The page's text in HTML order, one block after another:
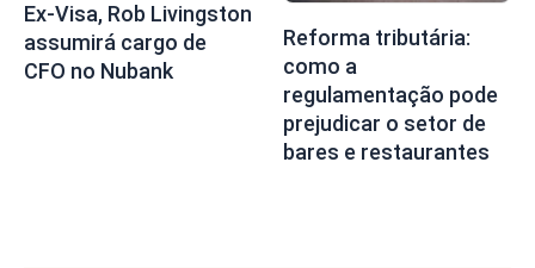
Ex-Visa, Rob Livingston
assumirá cargo de
CFO no Nubank
Reforma tributária:
como a
regulamentação pode
prejudicar o setor de
bares e restaurantes